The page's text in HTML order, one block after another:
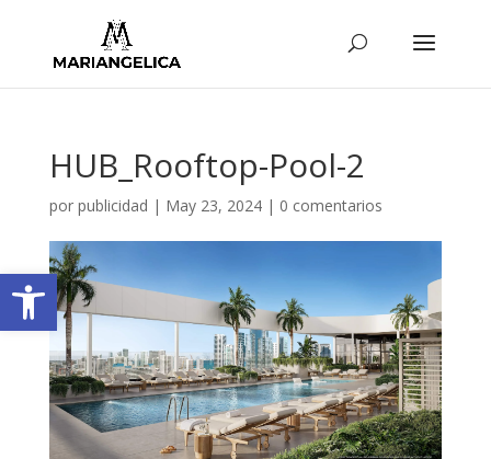
Abrir barra de herramientas
HUB_Rooftop-Pool-2
por publicidad | May 23, 2024| 0 comentarios